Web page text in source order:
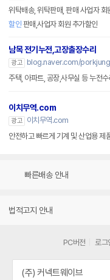
위탁배송, 위탁판매, 판매 사업자
할인 판매,사업자 회원 추가할인
남목 전기누전,고장출장수리
광고
blog.naver.com/
주택, 아파트, 공장,사무실 등 누전
이치무역.com
광고
이치무역.com
빠른배송 안내
법적고지 안내
PC버전 로그
(주) 커넥트웨이브